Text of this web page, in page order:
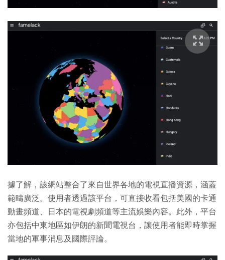
據了解，該網站整合了來自世界各地的電視直播資源，涵蓋
範疇廣泛。使用者透過該平台，可直接收看包括美國的卡通
動畫頻道、日本的電視劇頻道等主流娛樂內容。此外，平台
亦包括中東地區如伊朗的新聞電視台，讓使用者能即時掌握
當地的軍事消息及國際評論。